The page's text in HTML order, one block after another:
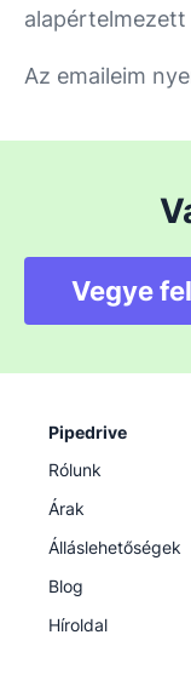
Az emaileim
Vegye
Pipedrive
Rólunk
Árak
Álláslehetőségek
Blog
Híroldal